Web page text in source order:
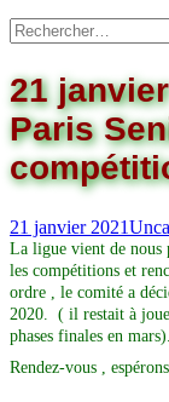
21
Paris
21 janvier 2021
La ligue vient de nous
les compétitions et
ordre , le comité a
2020. ( il restait à
phases finales en mars).
Rendez-vous ,